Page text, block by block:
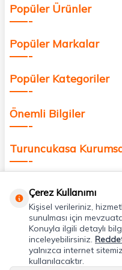
değer
Popüler Ürünler
Popüler Markalar
Popüler Kategoriler
Önemli Bilgiler
Turuncukasa
Uygulamalarımız
Adres & İletişim
Çerez Kullanımı
Kişisel verileriniz,
sunulması için
Konuyla ilgili detaylı
inceleyebilirsiniz.
yalnızca internet
kullanılacaktır.